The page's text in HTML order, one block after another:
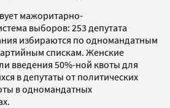
мажоритарно-
выборов: 253 депутата
избираются по одномандатным
спискам. Женские
введения 50%-ной квоты для
в депутаты от политических
в одномандатных